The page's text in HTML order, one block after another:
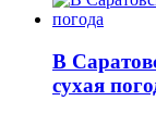
В
сухая